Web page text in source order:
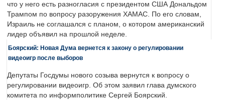
что у него есть разногласия с президентом США Дональдом
Трампом по вопросу разоружения ХАМАС. По его словам,
Израиль не соглашался с планом, о котором американский
лидер объявил на прошлой неделе.
Боярский: Новая Дума вернется к закону о регулировании
видеоигр после выборов
Депутаты Госдумы нового созыва вернутся к вопросу о
регулировании видеоигр. Об этом заявил глава думского
комитета по информполитике Сергей Боярский.